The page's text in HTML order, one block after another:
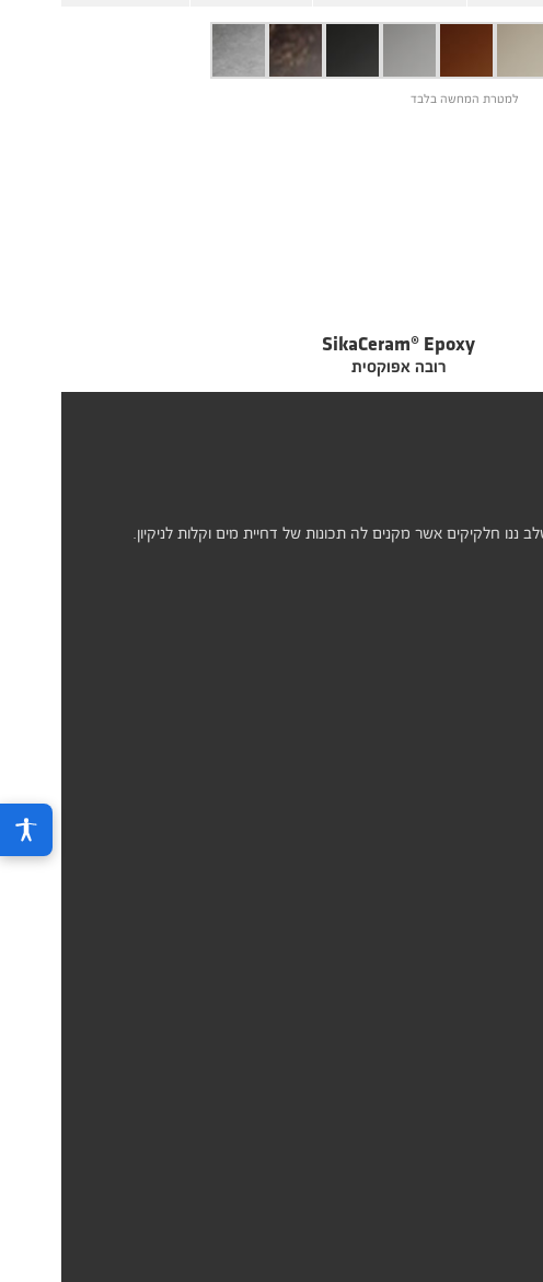
למטרת המחשה בלבד
SikaCeram® Epoxy
רובה אפוקסית